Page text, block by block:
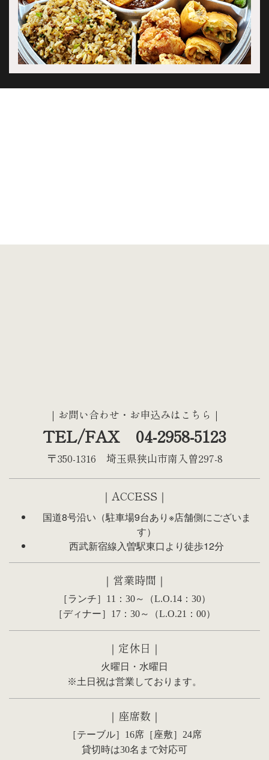
｜お問い合わせ・お申込みはこちら｜
TEL/FAX 04-2958-5123
〒350-1316 埼玉県狭山市南入曽297-8
｜ACCESS｜
国道8号沿い（駐車場9台あり※店舗側にございま
す）
西武新宿線入曽駅東口より徒歩12分
｜営業時間｜
［ランチ］11：30～（L.O.14：30）
［ディナー］17：30～（L.O.21：00）
｜定休日｜
火曜日・水曜日
※土日祝は営業しております。
｜座席数｜
［テーブル］16席［座敷］24席
貸切時は30名まで対応可